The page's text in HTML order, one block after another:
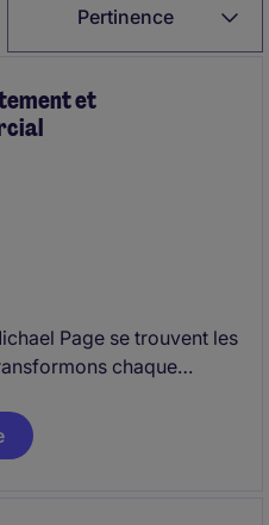
Pertinence
et
Page se trouvent les
chaque
que les nombreuses
de nos bureaux à